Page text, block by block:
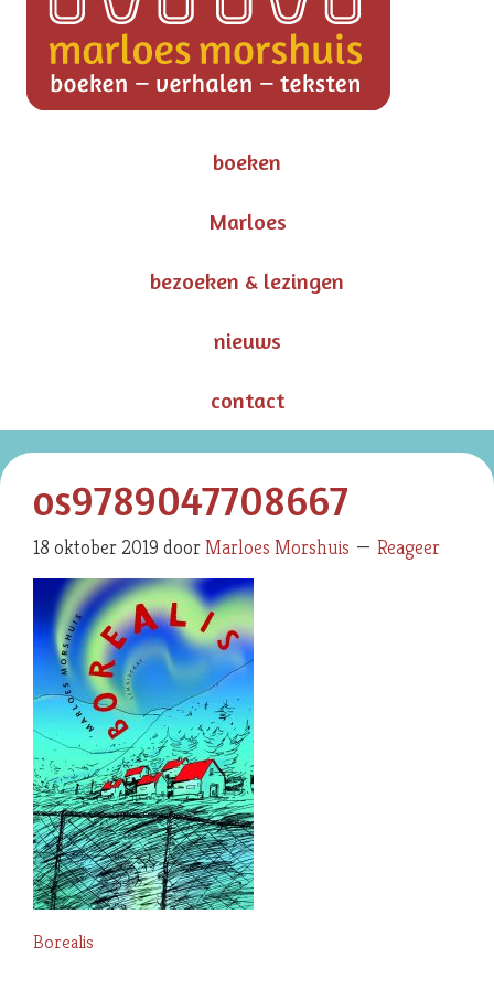
boeken
Marloes
bezoeken & lezingen
nieuws
contact
os9789047708667
18 oktober 2019 doorMarloes Morshuis Reageer
Borealis